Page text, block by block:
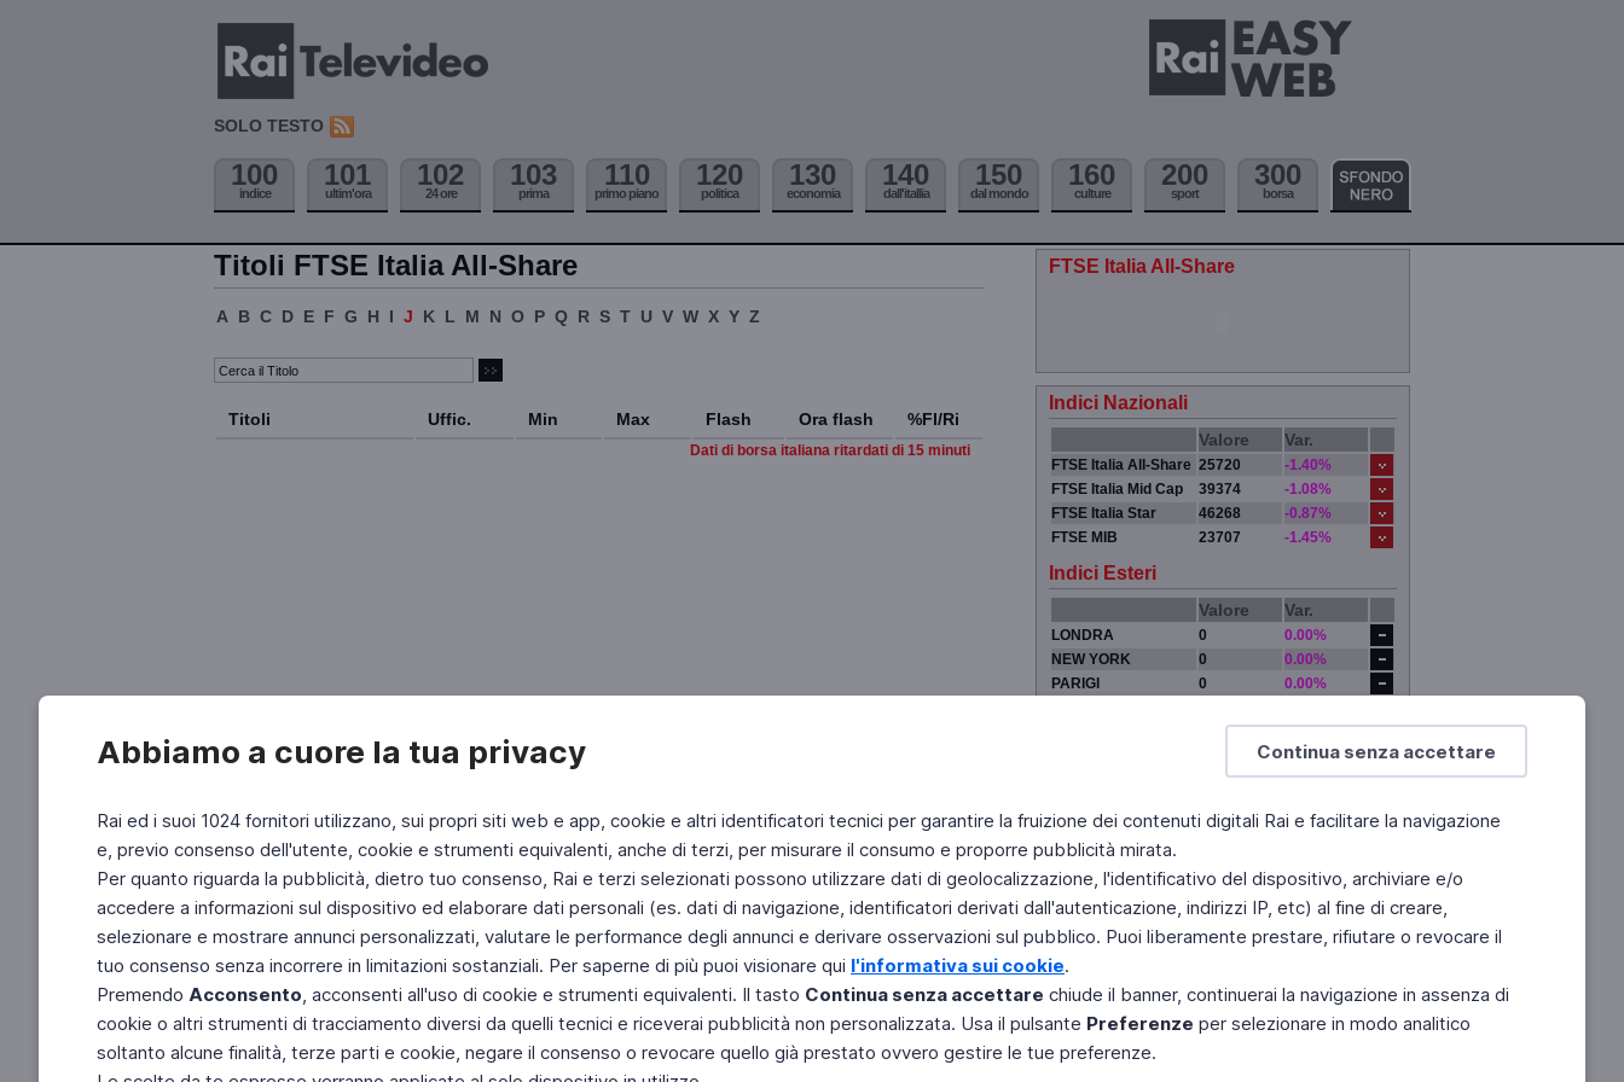
Continua senza accettare
Abbiamo a cuore la tua privacy
Rai ed i suoi 1024 fornitori utilizzano, sui propri siti web e app, cookie e altri identificatori tecnici per garantire la fruizione dei contenuti digitali Rai e facilitare la navigazione
e, previo consenso dell'utente, cookie e strumenti equivalenti, anche di terzi, per misurare il consumo e proporre pubblicità mirata.
Per quanto riguarda la pubblicità, dietro tuo consenso, Rai e terzi selezionati possono utilizzare dati di geolocalizzazione, l'identificativo del dispositivo, archiviare e/o
accedere a informazioni sul dispositivo ed elaborare dati personali (es. dati di navigazione, identificatori derivati dall'autenticazione, indirizzi IP, etc) al fine di creare,
selezionare e mostrare annunci personalizzati, valutare le performance degli annunci e derivare osservazioni sul pubblico. Puoi liberamente prestare, rifiutare o revocare il
tuo consenso senza incorrere in limitazioni sostanziali. Per saperne di più puoi visionare qui l'informativa sui cookie.
Premendo Acconsento, acconsenti all'uso di cookie e strumenti equivalenti. Il tasto Continua senza accettare chiude il banner, continuerai la navigazione in assenza di
cookie o altri strumenti di tracciamento diversi da quelli tecnici e riceverai pubblicità non personalizzata. Usa il pulsante Preferenze per selezionare in modo analitico
soltanto alcune finalità, terze parti e cookie, negare il consenso o revocare quello già prestato ovvero gestire le tue preferenze.
SOLO TESTO
100
indice
101
ultim'ora
102
24 ore
103
prima
110
primo piano
120
politica
130
economia
140
dall'itallia
150
dal mondo
160
culture
200
sport
300
borsa
Titoli FTSE Italia All-Share
A B C D E F G H I J K L M N O P Q R S T U V W X Y Z
Titoli Uffic. Min Max Flash Ora flash %Fl/Ri
Dati di borsa italiana ritardati di 15 minuti
FTSE Italia All-Share
Indici Nazionali
Valore Var.
FTSE Italia All-Share 25720
-1.40%
FTSE Italia Mid Cap
39374
-1.08%
FTSE Italia Star
46268
-0.87%
FTSE MIB
23707 -1.45%
Indici Esteri
Valore Var.
LONDRA 0
0.00%
NEW YORK
0
0.00%
PARIGI
0
0.00%
Fai di Televideo la tua Home Page Chi Siamo
Copyright © 2011 Rai - Tutti i diritti riservati
Engineered by RAI - Reti e Piattaforme